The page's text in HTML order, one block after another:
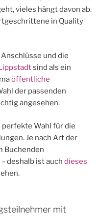
vieles hängt davon ab.
in Quality
und die
sind als ein
öffentliche
der passenden
angesehen.
perfekte Wahl für die
Je nach Art der
Buchenden
deshalb ist auch dieses
mit